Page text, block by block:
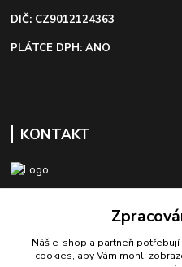
DIČ: CZ9012124363
PLÁTCE DPH: ANO
KONTAKT
+420 603 418 822
odbyt@bezva-
Náš e-shop a partneři potřebují
cookies, aby Vám mohli